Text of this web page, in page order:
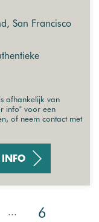
San Francisco
afhankelijk van
info" voor een
of neem contact met
INFO
... 6